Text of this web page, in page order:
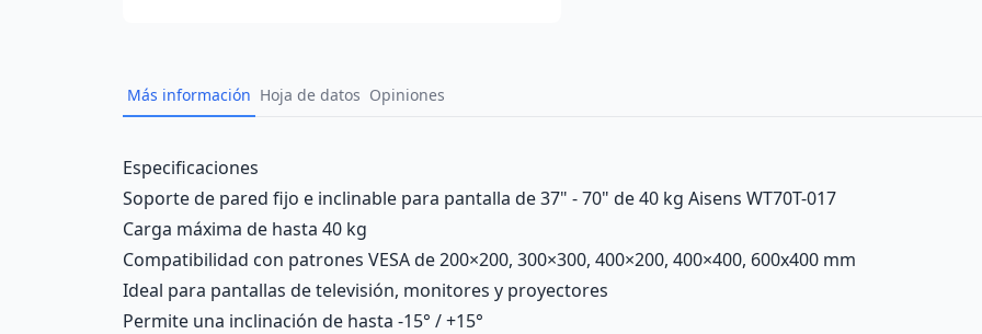
Más información Hoja de datos Opiniones
Description
Especificaciones
Soporte de pared fijo e inclinable para pantalla de 37" - 70" de 40 kg Aisens WT70T-017
Carga máxima de hasta 40 kg
Compatibilidad con patrones VESA de 200×200, 300×300, 400×200, 400×400, 600x400 mm
Ideal para pantallas de televisión, monitores y proyectores
Permite una inclinación de hasta -15° / +15°